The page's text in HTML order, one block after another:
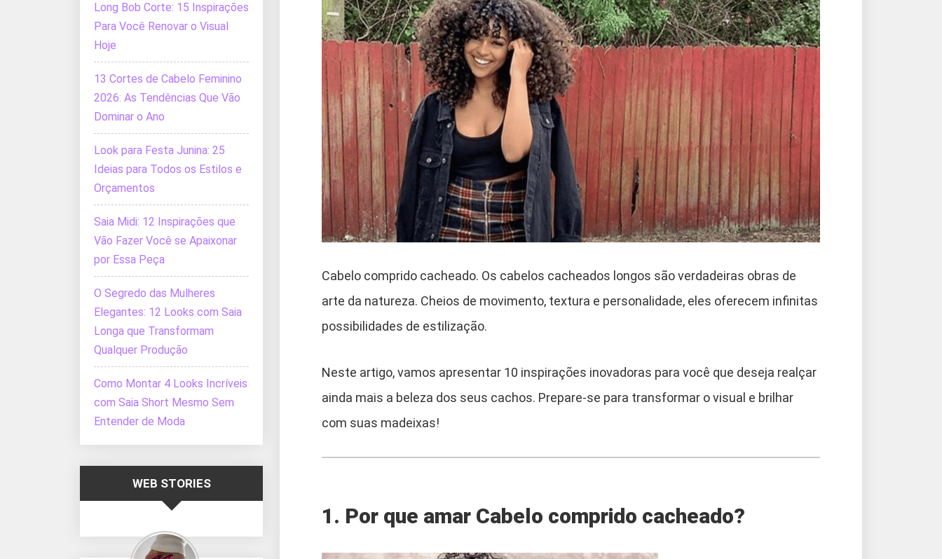
Cabelo comprido cacheado. Os cabelos cacheados longos são verdadeiras obras de
arte da natureza. Cheios de movimento, textura e personalidade, eles oferecem infinitas
possibilidades de estilização.
Neste artigo, vamos apresentar 10 inspirações inovadoras para você que deseja realçar
ainda mais a beleza dos seus cachos. Prepare-se para transformar o visual e brilhar
com suas madeixas!
1. Por que amar Cabelo comprido cacheado?
Long Bob Corte: 15 Inspirações
Para Você Renovar o Visual
Hoje
13 Cortes de Cabelo Feminino
2026: As Tendências Que Vão
Dominar o Ano
Look para Festa Junina: 25
Ideias para Todos os Estilos e
Orçamentos
Saia Midi: 12 Inspirações que
Vão Fazer Você se Apaixonar
por Essa Peça
O Segredo das Mulheres
Elegantes: 12 Looks com Saia
Longa que Transformam
Qualquer Produção
Como Montar 4 Looks Incríveis
com Saia Short Mesmo Sem
Entender de Moda
WEB STORIES